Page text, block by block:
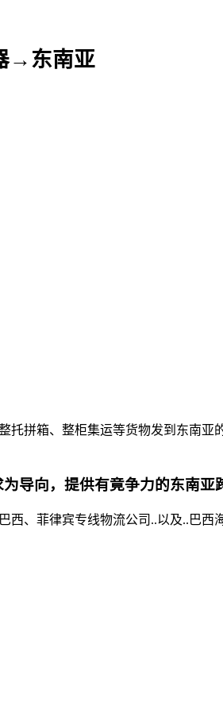
→东南亚
托拼箱、整柜集运等货物发到东南
导向，提供有竟争力的东南亚
西、菲律宾专线物流公司..以及..巴西